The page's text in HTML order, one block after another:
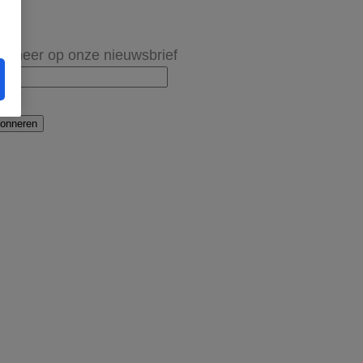
op onze nieuwsbrief